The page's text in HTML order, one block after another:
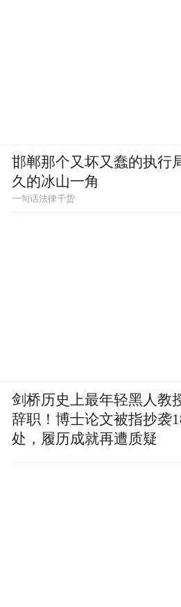
邯郸那个又坏又蠢的执行
久的冰山一角
一句话法律干货
剑桥历史上最年轻黑人教
辞职！博士论文被指抄袭
处，履历成就再遭质疑